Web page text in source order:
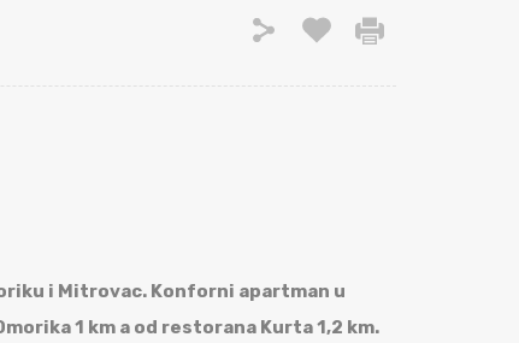
i Mitrovac. Konforni apartman u
1 km a od restorana Kurta 1,2 km.